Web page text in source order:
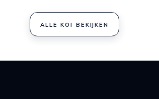
ALLE KOI BEKIJKEN